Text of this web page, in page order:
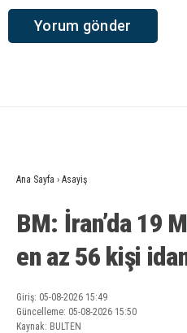
Ana Sayfa › Asayiş
BM: İran’da 19
en az 56 kişi
Giriş: 05-08-2026 15:49
Güncelleme: 05-08-2026 15:50
Kaynak: BULTEN